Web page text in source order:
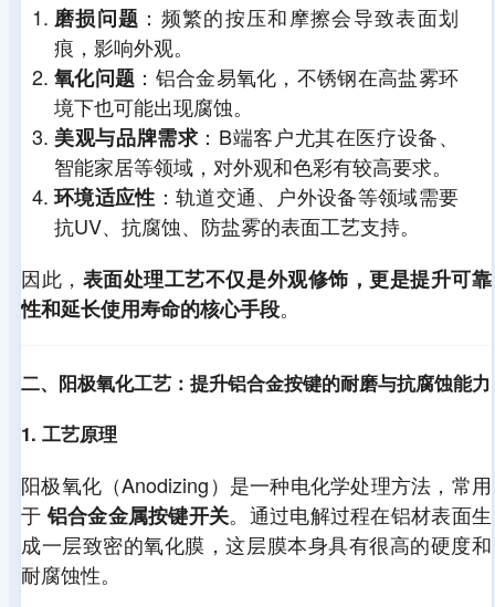
磨损问题 ：频繁的按压和摩擦会导致表面划
痕，影响外观。
氧化问题 ：铝合金易氧化，不锈钢在高盐雾环
境下也可能出现腐蚀。
美观与品牌需求 ：B端客户尤其在医疗设备、
智能家居等领域，对外观和色彩有较高要求。
环境适应性 ：轨道交通、户外设备等领域需要
抗UV、抗腐蚀、防盐雾的表面工艺支持。
因此， 表面处理工艺不仅是外观修饰，更是提升可靠
性和延长使用寿命的核心手段。
二、阳极氧化工艺：提升铝合金按键的耐磨与抗腐蚀能力
1. 工艺原理
阳极氧化（Anodizing）是一种电化学处理方法，常用
于铝合金金属按键开关。通过电解过程在铝材表面生
成一层致密的氧化膜，这层膜本身具有很高的硬度和
耐腐蚀性。